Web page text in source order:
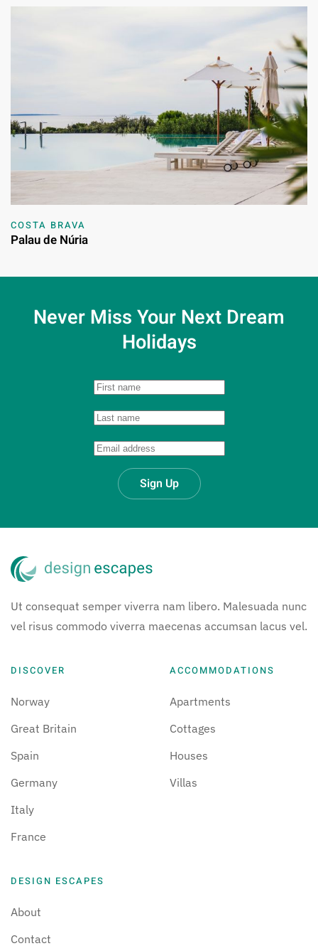
COSTA BRAVA
Palau de Núria
Never Miss Your Next Dream
Holidays
Sign Up
Ut consequat semper viverra nam libero. Malesuada nunc
vel risus commodo viverra maecenas accumsan lacus vel.
DISCOVER
Norway
Great Britain
Spain
Germany
Italy
France
ACCOMMODATIONS
Apartments
Cottages
Houses
Villas
DESIGN ESCAPES
About
Contact